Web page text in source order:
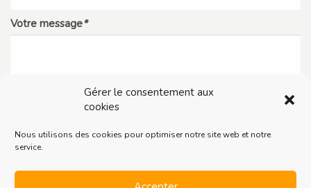
Gérer le consentement aux
cookies
Nous utilisons des cookies pour optimiser notre site web et notre
service.
Votre message*